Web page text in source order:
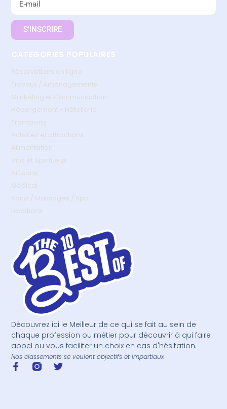
Découvrez ici le Meilleur de ce qui se fait au sein de
chaque profession ou métier pour découvrir à qui faire
appel ou vous faciliter un choix en cas d'hésitation.
Nos classements se veulent objectifs et impartiaux
S'INSCRIRE
CATEGORIES POPULAIRES
Réservations en ligne
Travaux / Aménagements
Marketing et Communication
Hébergement - Hôtellerie
Transports
Activités et attractions
Alimentation
Vins et Spiritueux
Artisans
Médical
Soins / Massages / Spa
Locations